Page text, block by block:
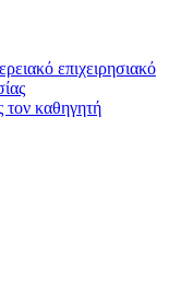
επιχειρησιακό
καθηγητή